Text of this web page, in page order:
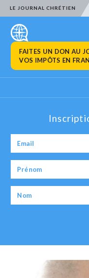
LE JOURNAL CHRÉTIEN
FAITES UN DON AU
VOS IMPÔTS EN